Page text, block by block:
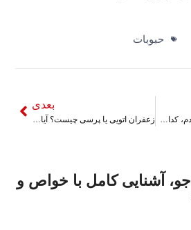
حبوبات
تفاوت بلغور جو و بلغور گندم، کدام یک بهتر است؟
بعدی
زعفران اتویی یا پرسی چیست؟ آیا این دو نوع زعفران با هم تفاوت دارند؟
جو، آشنایی کامل با خواص و